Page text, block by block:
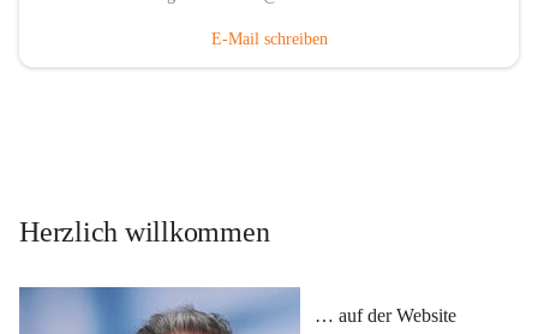
E-Mail schreiben
Herzlich willkommen
… auf der Website